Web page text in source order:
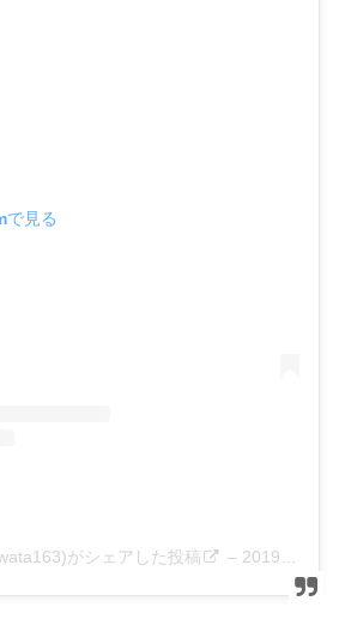
で見る
がシェアした投稿 – 2019年 9月月16日午後9時53分PDT